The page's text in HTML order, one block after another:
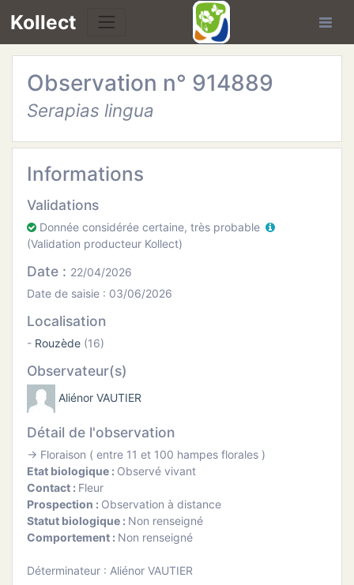
Kollect
Observation n° 914889
Serapias lingua
Informations
Validations
Donnée considérée certaine, très probable
(Validation producteur Kollect)
Date : 22/04/2026
Date de saisie : 03/06/2026
Localisation
- Rouzède(16)
Observateur(s)
Aliénor VAUTIER
Détail de l'observation
→ Floraison ( entre 11 et 100 hampes florales )
Etat biologique : Observé vivant
Contact : Fleur
Prospection : Observation à distance
Statut biologique : Non renseigné
Comportement : Non renseigné
Déterminateur : Aliénor VAUTIER